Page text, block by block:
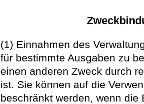
(1) Einnahmen des
für bestimmte Ausgaben zu
einen anderen Zweck durch
ist. Sie können auf die
beschränkt werden, wenn